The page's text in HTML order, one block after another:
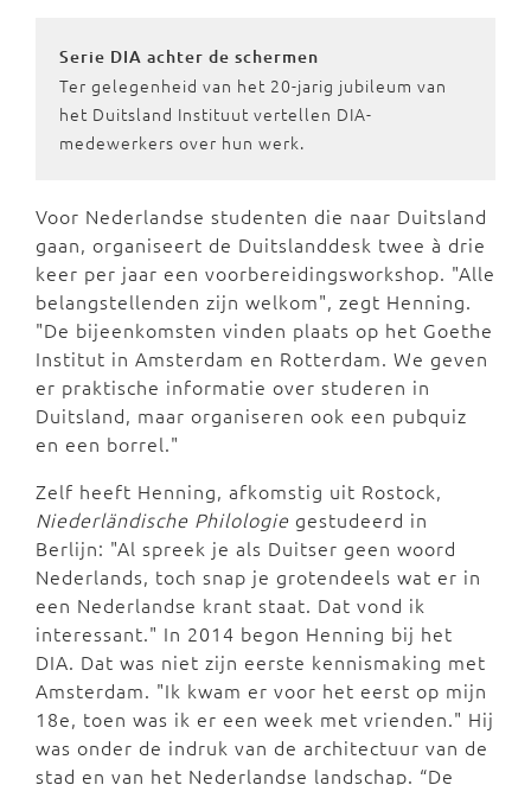
Serie DIA achter de schermen
Ter gelegenheid van het 20-jarig jubileum van
het Duitsland Instituut vertellen DIA-
medewerkers over hun werk.
Voor Nederlandse studenten die naar Duitsland
gaan, organiseert de Duitslanddesk twee à drie
keer per jaar een voorbereidingsworkshop. "Alle
belangstellenden zijn welkom", zegt Henning.
"De bijeenkomsten vinden plaats op het Goethe
Institut in Amsterdam en Rotterdam. We geven
er praktische informatie over studeren in
Duitsland, maar organiseren ook een pubquiz
en een borrel."
Zelf heeft Henning, afkomstig uit Rostock,
Niederländische Philologie gestudeerd in
Berlijn: "Al spreek je als Duitser geen woord
Nederlands, toch snap je grotendeels wat er in
een Nederlandse krant staat. Dat vond ik
interessant." In 2014 begon Henning bij het
DIA. Dat was niet zijn eerste kennismaking met
Amsterdam. "Ik kwam er voor het eerst op mijn
18e, toen was ik er een week met vrienden." Hij
was onder de indruk van de architectuur van de
stad en van het Nederlandse landschap. “De